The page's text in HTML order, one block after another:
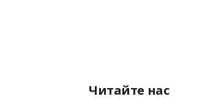
Читайте нас